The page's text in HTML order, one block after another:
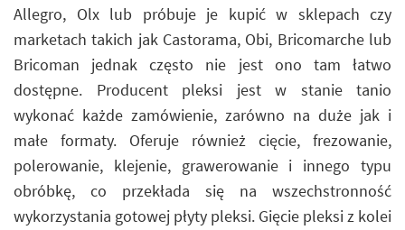
Allegro, Olx lub próbuje je kupić w sklepach czy
marketach takich jak Castorama, Obi, Bricomarche lub
Bricoman jednak często nie jest ono tam łatwo
dostępne. Producent pleksi jest w stanie tanio
wykonać każde zamówienie, zarówno na duże jak i
małe formaty. Oferuje również cięcie, frezowanie,
polerowanie, klejenie, grawerowanie i innego typu
obróbkę, co przekłada się na wszechstronność
wykorzystania gotowej płyty pleksi. Gięcie pleksi z kolei